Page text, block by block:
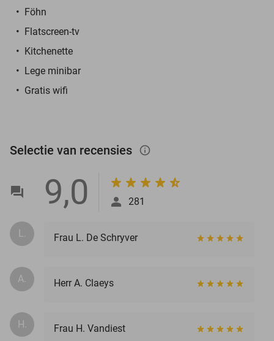
Föhn
Flatscreen-tv
Kitchenette
Lege minibar
Gratis wifi
Selectie van recensies info_outlined
9,0 281
L. Frau L. De Schryver
A. Herr A. Claeys
H. Frau H. Vandiest